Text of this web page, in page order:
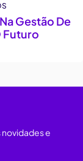
Gestão De
Futuro
e